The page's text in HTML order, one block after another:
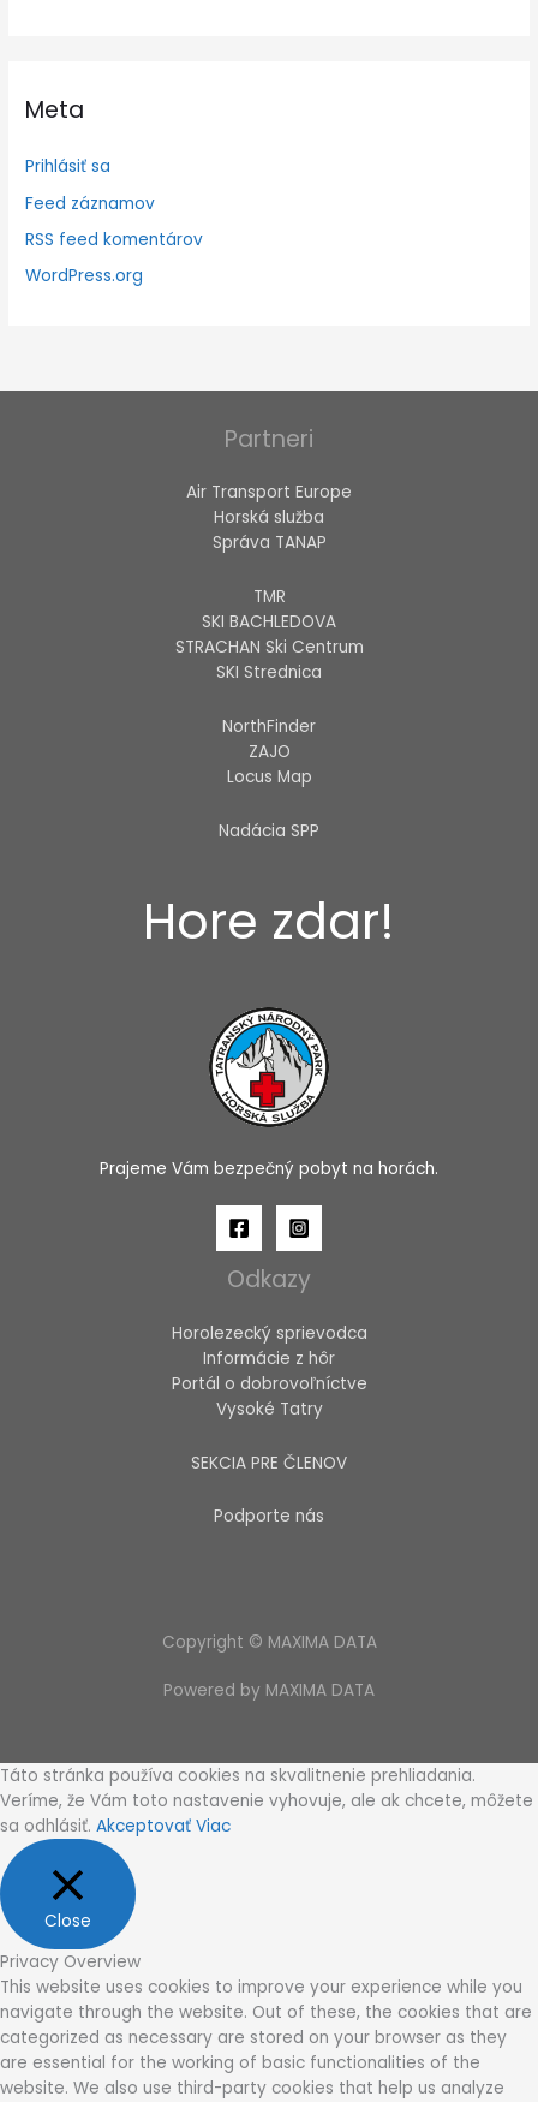
Meta
Prihlásiť sa
Feed záznamov
RSS feed komentárov
WordPress.org
Partneri
Air Transport Europe
Horská služba
Správa TANAP
TMR
SKI BACHLEDOVA
STRACHAN Ski Centrum
SKI Strednica
NorthFinder
ZAJO
Locus Map
Nadácia SPP
Hore zdar!
Prajeme Vám bezpečný pobyt na horách.
Odkazy
Horolezecký sprievodca
Informácie z hôr
Portál o dobrovoľníctve
Vysoké Tatry
SEKCIA PRE ČLENOV
Podporte nás
Copyright © MAXIMA DATA
Powered by MAXIMA DATA
Táto stránka používa cookies na skvalitnenie prehliadania.
Veríme, že Vám toto nastavenie vyhovuje, ale ak chcete, môžete
sa odhlásiť. Akceptovať Viac
Close
Privacy Overview
This website uses cookies to improve your experience while you
navigate through the website. Out of these, the cookies that are
categorized as necessary are stored on your browser as they
are essential for the working of basic functionalities of the
website. We also use third-party cookies that help us analyze